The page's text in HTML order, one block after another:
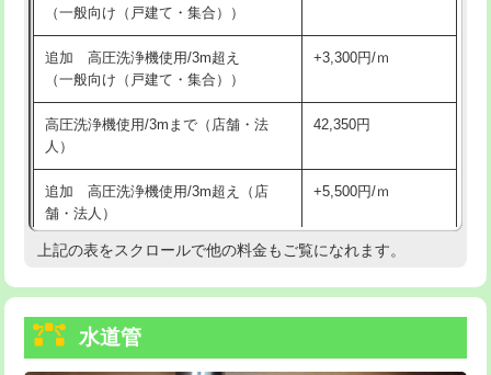
給水管工事※（支持金具設置)
給水管工事※（保温材使用（バンド止
め込み）)
5,500円
給水管工事※（土の掘削・埋め戻し作
業)
11,000円
給水管工事※（塩ビ管（VP・HI）使
用/3ｍまで)
33,000円
給水管工事※（塩ビ管（VP・HI）使
+8,800円
給水管工事※（ライニング鋼管・銅
管・ポリ管・HT管使用/3ｍまで)
（一般向け（戸建て・集合））
追加 高圧洗浄機使用/3m超え
（一般向け（戸建て・集合））
+3,300円/ｍ
高圧洗浄機使用/3mまで（店舗・法
人）
42,350円
追加 高圧洗浄機使用/3m超え（店
舗・法人）
+5,500円/ｍ
高度高圧洗浄換 現地調査
トーラー機使用/3mまで
上記の表をスクロールで他の料金もご覧になれます。
水道管